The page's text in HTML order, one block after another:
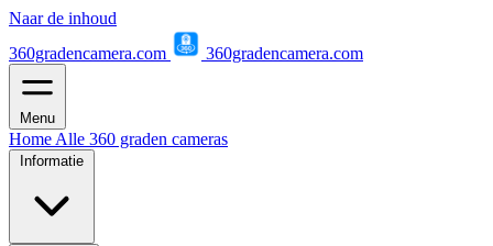
Naar de inhoud
360gradencamera.com
360gradencamera.com
Menu
Home Alle 360 graden cameras
Informatie